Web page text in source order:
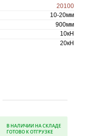
20100
10-20мм
900мм
10кН
20кН
В НАЛИЧИИ НА СКЛАДЕ
ГОТОВО К ОТГРУЗКЕ